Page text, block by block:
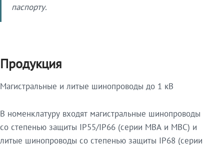
паспорту.
Продукция
Магистральные и литые шинопроводы до 1 кВ
В номенклатуру входят магистральные шинопроводы
со степенью защиты IP55/IP66 (серии МВА и МВС) и
литые шинопроводы со степенью защиты IP68 (серии